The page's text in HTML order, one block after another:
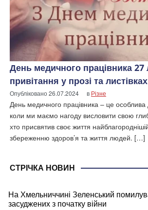
День медичного працівника 27
привітання у прозі та листівках
Опубліковано26.07.2024 в Різне
День медичного працівника – це особлива
коли ми маємо нагоду висловити свою
хто присвятив своє життя
збереженню здоров’я та життя людей. […]
СТРІЧКА НОВИН
На Хмельниччині Зеленський
засуджених з початку війни